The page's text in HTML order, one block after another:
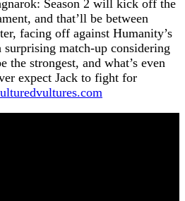
Season 2 will kick off the
and that’ll be between
facing off against Humanity’s
surprising match-up considering
the strongest, and what’s even
expect Jack to fight for